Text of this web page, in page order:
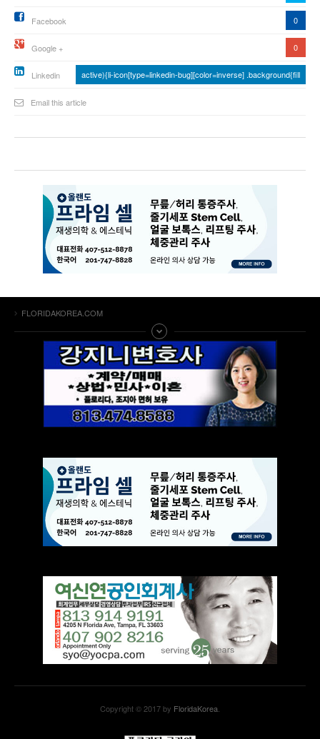
Facebook 0
Google + 0
Linkedin active){li-icon[type=linkedin-bug][color=inverse] .background{fill
Email this article
FLORIDAKOREA.COM
Copyright © 2017 by FloridaKorea